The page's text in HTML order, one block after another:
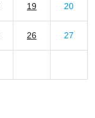
19 20
26 27